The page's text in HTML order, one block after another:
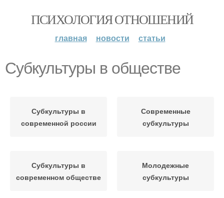
ПСИХОЛОГИЯ ОТНОШЕНИЙ
главная новости статьи
Субкультуры в обществе
Субкультуры в
современной россии
Современные
субкультуры
Субкультуры в
современном обществе
Молодежные
субкультуры